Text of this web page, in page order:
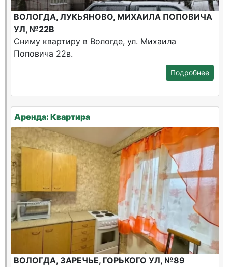
ВОЛОГДА, ЛУКЬЯНОВО, МИХАИЛА ПОПОВИЧА
УЛ, №22В
Сниму квартиру в Вологде, ул. Михаила
Поповича 22в.
Подробнее
Аренда: Квартира
ВОЛОГДА, ЗАРЕЧЬЕ, ГОРЬКОГО УЛ, №89